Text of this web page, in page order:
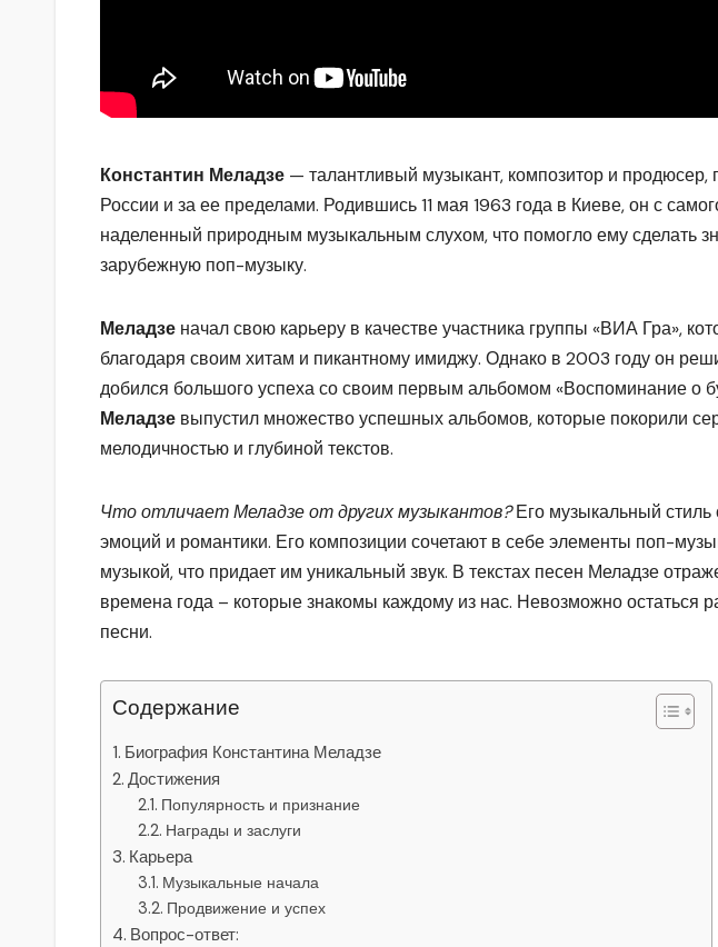
Константин Меладзе — талантливый музыкант, композитор и
России и за ее пределами. Родившись 11 мая 1963 года в Киеве, он с
наделенный природным музыкальным слухом, что помогло ему сделать
зарубежную поп-музыку.
Меладзе начал свою карьеру в качестве участника группы «ВИА Гра»,
благодаря своим хитам и пикантному имиджу. Однако в 2003 году он
добился большого успеха со своим первым альбомом «Воспоминание о
Меладзе выпустил множество успешных альбомов, которые покорили
мелодичностью и глубиной текстов.
Что отличает Меладзе от других музыкантов?Его музыкальный стиль
эмоций и романтики. Его композиции сочетают в себе элементы поп-
музыкой, что придает им уникальный звук. В текстах песен Меладзе
времена года – которые знакомы каждому из нас. Невозможно остаться
песни.
Содержание
Биография Константина Меладзе
Достижения
Популярность и признание
Награды и заслуги
Карьера
Музыкальные начала
Продвижение и успех
Вопрос-ответ: